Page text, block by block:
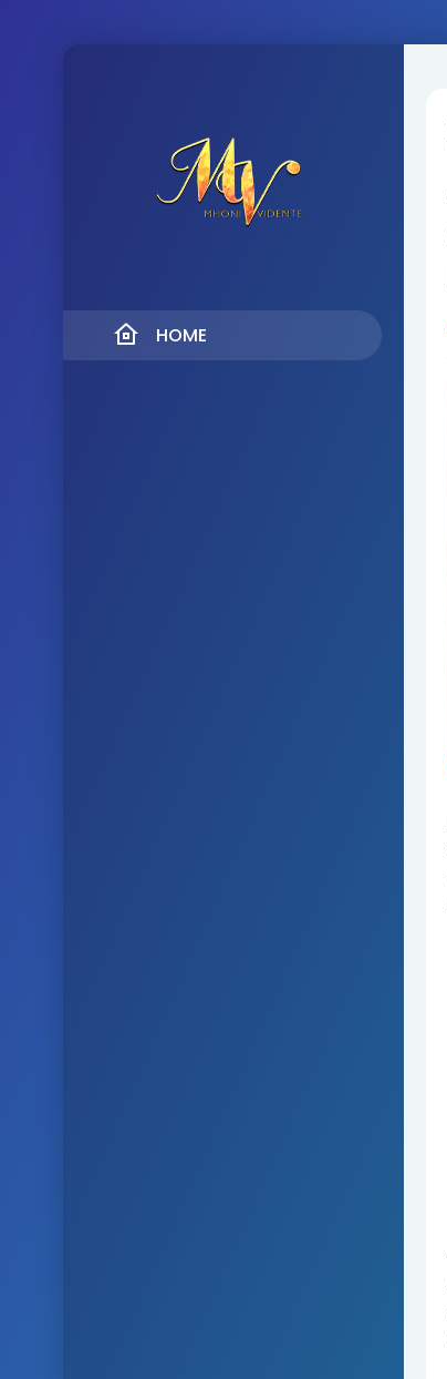
HOME